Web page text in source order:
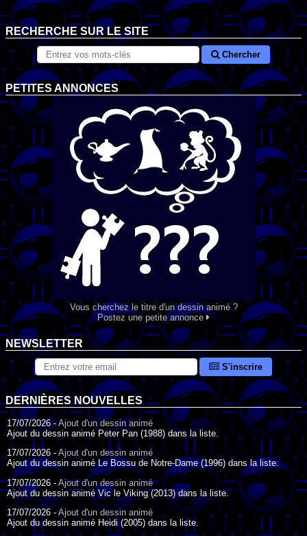
RECHERCHE SUR LE SITE
Chercher
PETITES ANNONCES
Vous cherchez le titre d'un dessin animé ?
Postez une petite annonce
NEWSLETTER
S'inscrire
DERNIÈRES NOUVELLES
17/07/2026 -Ajout d'un dessin animé
Ajout du dessin animé Peter Pan (1988) dans la liste.
17/07/2026 -Ajout d'un dessin animé
Ajout du dessin animé Le Bossu de Notre-Dame (1996) dans la liste.
17/07/2026 - Ajout d'un dessin animé
Ajout du dessin animé Vic le Viking (2013) dans la liste.
17/07/2026 -Ajout d'un dessin animé
Ajout du dessin animé Heidi (2005) dans la liste.